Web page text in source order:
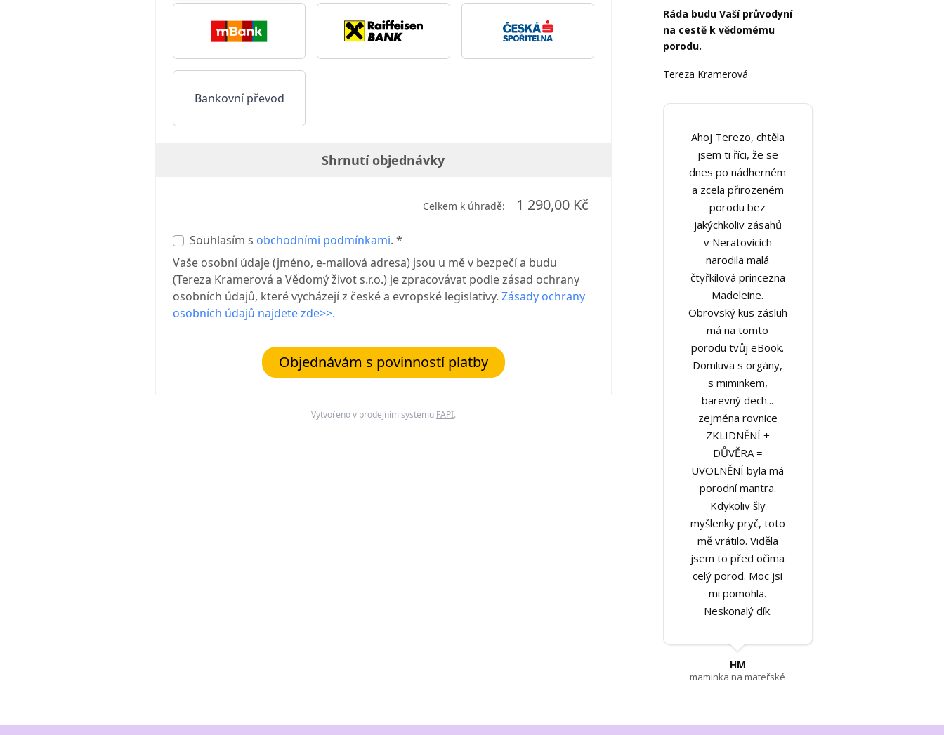
Bankovní převod
Shrnutí objednávky
Celkem k úhradě: 1 290,00 Kč
Souhlasím s obchodními podmínkami. *
Vaše osobní údaje (jméno, e-mailová adresa) jsou u mě v bezpečí a budu
(Tereza Kramerová a Vědomý život s.r.o.) je zpracovávat podle zásad ochrany
osobních údajů, které vycházejí z české a evropské legislativy. Zásady ochrany
osobních údajů najdete zde>>.
Objednávám s povinností platby
Vytvořeno v prodejním systému FAPI.
Ráda budu Vaší průvodyní
na cestě k vědomému
porodu.
Tereza Kramerová
Ahoj Terezo, chtěla
jsem ti říci, že se
dnes po nádherném
a zcela přirozeném
porodu bez
jakýchkoliv zásahů
v Neratovicích
narodila malá
čtyřkilová princezna
Madeleine.
Obrovský kus zásluh
má na tomto
porodu tvůj eBook.
Domluva s orgány,
s miminkem,
barevný dech...
zejména rovnice
ZKLIDNĚNÍ +
DŮVĚRA =
UVOLNĚNÍ byla má
porodní mantra.
Kdykoliv šly
myšlenky pryč, toto
mě vrátilo. Viděla
jsem to před očima
celý porod. Moc jsi
mi pomohla.
Neskonalý dík.
HM
maminka na mateřské